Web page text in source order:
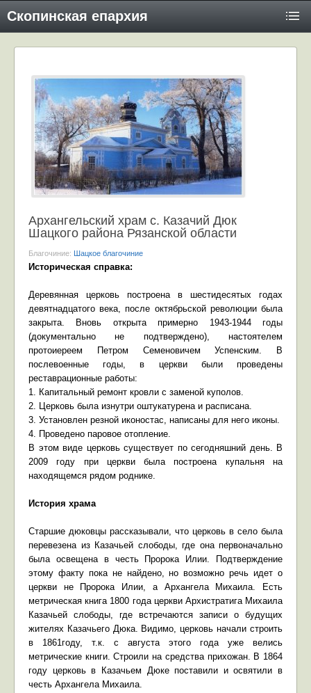
Скопинская епархия
Архангельский храм с. Казачий Дюк
Шацкого района Рязанской области
Благочиние: Шацкое благочиние
Историческая справка:
Деревянная церковь построена в шестидесятых годах
девятнадцатого века, после октябрьской революции была
закрыта. Вновь открыта примерно 1943-1944 годы
(документально не подтверждено), настоятелем
протоиереем Петром Семеновичем Успенским. В
послевоенные годы, в церкви были проведены
реставрационные работы:
1. Капитальный ремонт кровли с заменой куполов.
2. Церковь была изнутри оштукатурена и расписана.
3. Установлен резной иконостас, написаны для него иконы.
4. Проведено паровое отопление.
В этом виде церковь существует по сегодняшний день. В
2009 году при церкви была построена купальня на
находящемся рядом роднике.
История храма
Старшие дюковцы рассказывали, что церковь в село была
перевезена из Казачьей слободы, где она первоначально
была освещена в честь Пророка Илии. Подтверждение
этому факту пока не найдено, но возможно речь идет о
церкви не Пророка Илии, а Архангела Михаила. Есть
метрическая книга 1800 года церкви Архистратига Михаила
Казачьей слободы, где встречаются записи о будущих
жителях Казачьего Дюка. Видимо, церковь начали строить
в 1861году, т.к. с августа этого года уже велись
метрические книги. Строили на средства прихожан. В 1864
году церковь в Казачьем Дюке поставили и освятили в
честь Архангела Михаила.